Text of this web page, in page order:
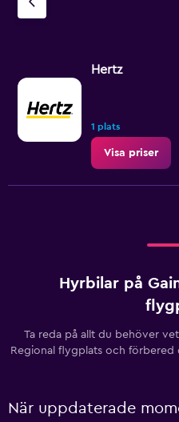
Hertz
1 plats
Visa priser
Hyrbilar på
Ta reda på allt du behöver
Regional flygplats och
När uppdaterade